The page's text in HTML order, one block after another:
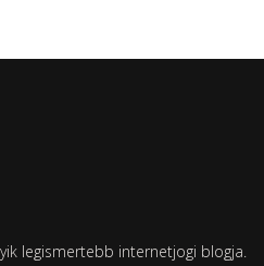
legismertebb internetjogi blogja.